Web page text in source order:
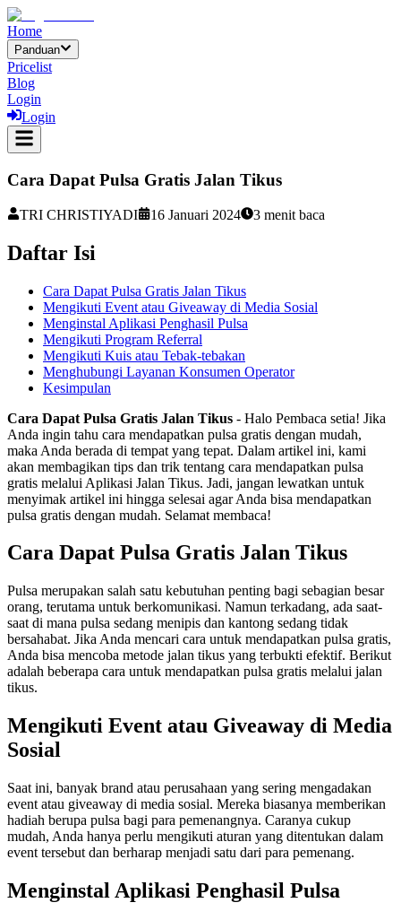
Home
Panduan
Pricelist
Blog
Login
Login
Cara Dapat Pulsa Gratis Jalan Tikus
TRI CHRISTIYADI 16 Januari 2024 3 menit baca
Daftar Isi
Cara Dapat Pulsa Gratis Jalan Tikus
Mengikuti Event atau Giveaway di Media Sosial
Menginstal Aplikasi Penghasil Pulsa
Mengikuti Program Referral
Mengikuti Kuis atau Tebak-tebakan
Menghubungi Layanan Konsumen Operator
Kesimpulan
Cara Dapat Pulsa Gratis Jalan Tikus - Halo Pembaca setia! Jika
Anda ingin tahu cara mendapatkan pulsa gratis dengan mudah,
maka Anda berada di tempat yang tepat. Dalam artikel ini, kami
akan membagikan tips dan trik tentang cara mendapatkan pulsa
gratis melalui Aplikasi Jalan Tikus. Jadi, jangan lewatkan untuk
menyimak artikel ini hingga selesai agar Anda bisa mendapatkan
pulsa gratis dengan mudah. Selamat membaca!
Cara Dapat Pulsa Gratis Jalan Tikus
Pulsa merupakan salah satu kebutuhan penting bagi sebagian besar
orang, terutama untuk berkomunikasi. Namun terkadang, ada saat-
saat di mana pulsa sedang menipis dan kantong sedang tidak
bersahabat. Jika Anda mencari cara untuk mendapatkan pulsa gratis,
Anda bisa mencoba metode jalan tikus yang terbukti efektif. Berikut
adalah beberapa cara untuk mendapatkan pulsa gratis melalui jalan
tikus.
Mengikuti Event atau Giveaway di Media
Sosial
Saat ini, banyak brand atau perusahaan yang sering mengadakan
event atau giveaway di media sosial. Mereka biasanya memberikan
hadiah berupa pulsa bagi para pemenangnya. Caranya cukup
mudah, Anda hanya perlu mengikuti aturan yang ditentukan dalam
event tersebut dan berharap menjadi satu dari para pemenang.
Menginstal Aplikasi Penghasil Pulsa